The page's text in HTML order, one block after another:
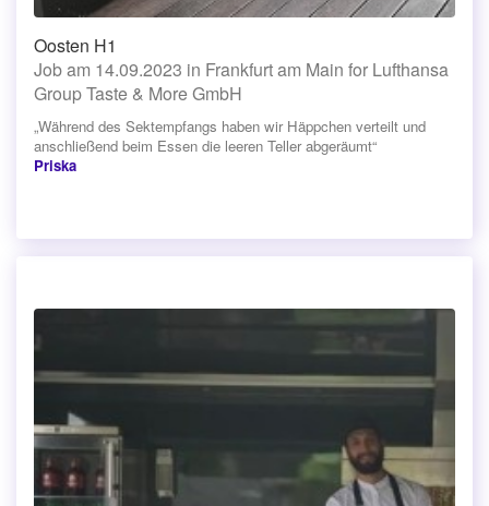
Oosten H1
Job am 14.09.2023 in Frankfurt am Main for Lufthansa
Group Taste & More GmbH
„Während des Sektempfangs haben wir Häppchen verteilt und
anschließend beim Essen die leeren Teller abgeräumt“
Priska